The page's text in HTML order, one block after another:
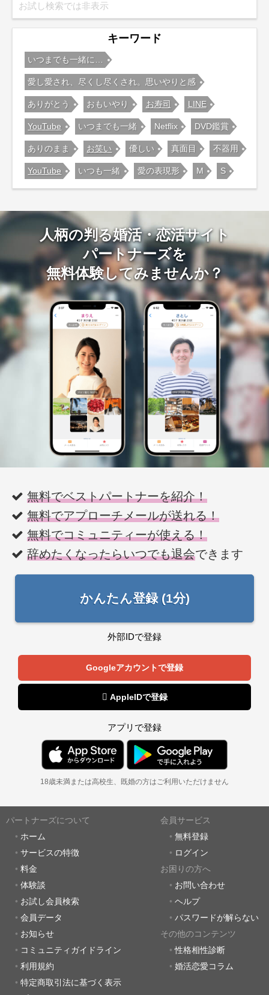
お試し検索では非表示
キーワード
いつまでも一緒に…
愛し愛され、尽くし尽くされ。思いやりと感
ありがとう おもいやり お寿司 LINE
YouTube いつまでも一緒 Netflix DVD鑑賞
ありのまま お笑い 優しい 真面目 不器用
YouTube いつも一緒 愛の表現形 М S
人柄の判る婚活・恋活サイト
パートナーズを
無料体験してみませんか？
無料でベストパートナーを紹介！
無料でアプローチメールが送れる！
無料でコミュニティーが使える！
辞めたくなったらいつでも退会できます
かんたん登録 (1分)
外部IDで登録
Googleアカウントで登録
 AppleIDで登録
アプリで登録
18歳未満または高校生、既婚の方はご利用いただけません
パートナーズについて
ホーム
サービスの特徴
料金
体験談
お試し会員検索
会員データ
お知らせ
コミュニティガイドライン
利用規約
特定商取引法に基づく表示
会員サービス
無料登録
ログイン
お困りの方へ
お問い合わせ
ヘルプ
パスワードが解らない
その他のコンテンツ
性格相性診断
婚活恋愛コラム